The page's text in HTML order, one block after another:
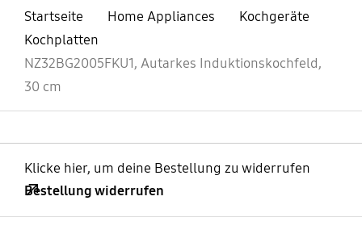
Startseite Home Appliances
Kochgeräte
Kochplatten
NZ32BG2005FKU1, Autarkes Induktionskochfeld,
30 cm
Klicke hier, um deine Bestellung zu widerrufen
Bestellung widerrufen